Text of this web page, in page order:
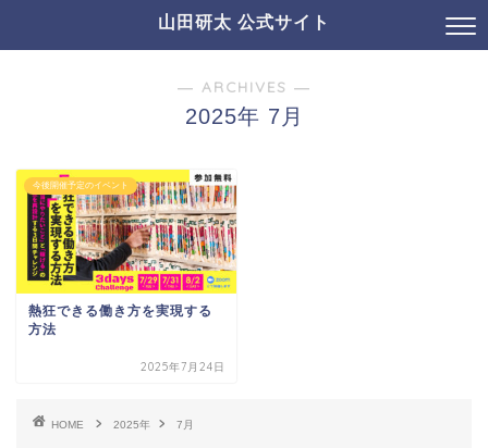
山田研太 公式サイト
― ARCHIVES ―
2025年 7月
今後開催予定のイベント
熱狂できる働き方を実現する
方法
2025年7月24日
HOME 2025年 7月